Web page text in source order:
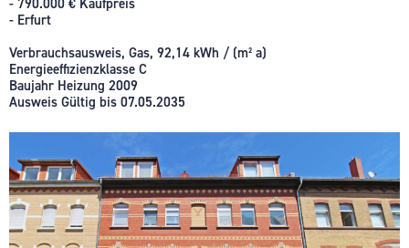
- Erfurt
Verbrauchsausweis, Gas, 92,14 kWh / (m² a)
Energieeffizienzklasse C
Baujahr Heizung 2009
Ausweis Gültig bis 07.05.2035